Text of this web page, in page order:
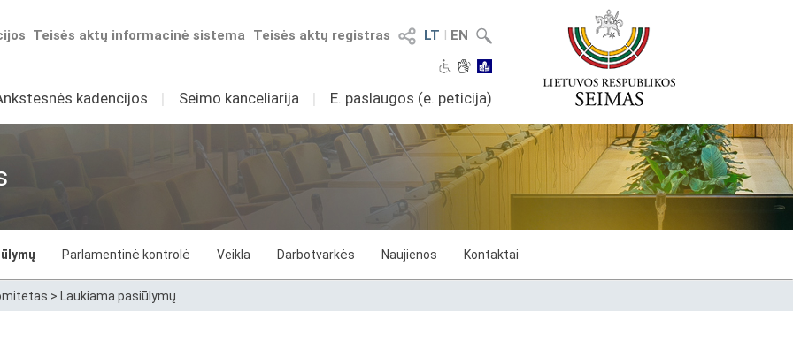
LT I EN
Teisės aktų registras
Teisės aktų informacinė sistema
kadencijos I Seimo kanceliarija I E. paslaugos (e. peticija)
Parlamentinė kontrolė Veikla Darbotvarkės Naujienos Kontaktai
> Laukiama pasiūlymų